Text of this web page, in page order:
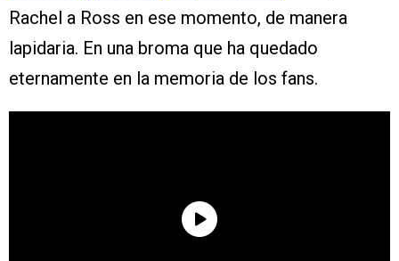
Rachel a Ross en ese momento, de manera
lapidaria. En una broma que ha quedado
eternamente en la memoria de los fans.